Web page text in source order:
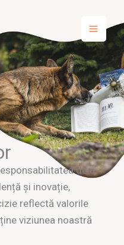
de a
și inovație,
reflectă valorile
viziunea noastră